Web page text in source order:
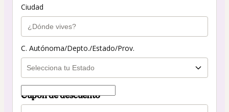
Ciudad
C. Autónoma/Depto./Estado/Prov.
Cupón de descuento